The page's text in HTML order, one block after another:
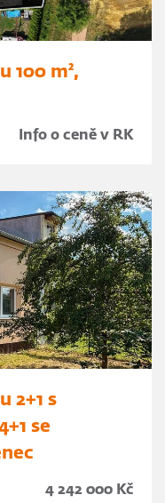
100 m²,
Info o ceně v RK
2+1 s
se
4 242 000 Kč